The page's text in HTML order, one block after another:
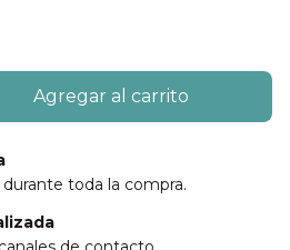
toda la compra.